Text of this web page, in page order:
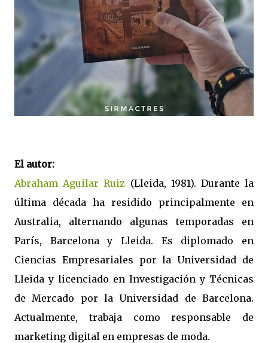
El autor:
Abraham Aguilar Ruiz (Lleida, 1981). Durante la
última década ha residido principalmente en
Australia, alternando algunas temporadas en
París, Barcelona y Lleida. Es diplomado en
Ciencias Empresariales por la Universidad de
Lleida y licenciado en Investigación y Técnicas
de Mercado por la Universidad de Barcelona.
Actualmente, trabaja como responsable de
marketing digital en empresas de moda.